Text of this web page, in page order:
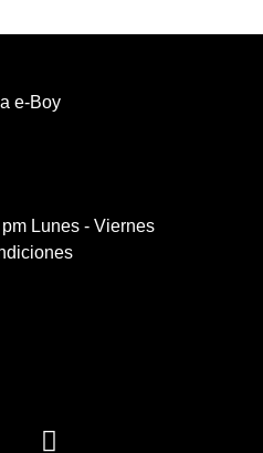
e-Boy
Lunes - Viernes